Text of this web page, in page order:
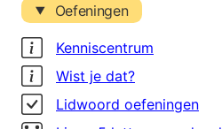
Oefeningen
Kenniscentrum
Wist je dat?
Lidwoord oefeningen